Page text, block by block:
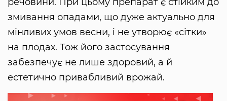
змивання опадами, що дуже актуально для
мінливих умов весни, і не утворює «сітки»
на плодах. Тож його застосування
забезпечує не лише здоровий, а й
естетично привабливий врожай.